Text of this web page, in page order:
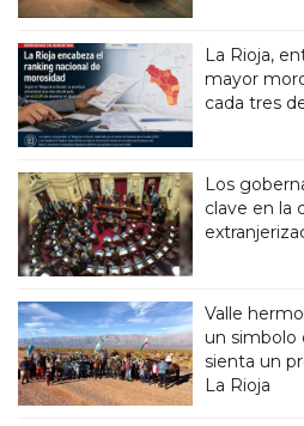
La Rioja,
mayor
cada tres
Los
clave en la
Valle
un simbolo
sienta un
La Rioja